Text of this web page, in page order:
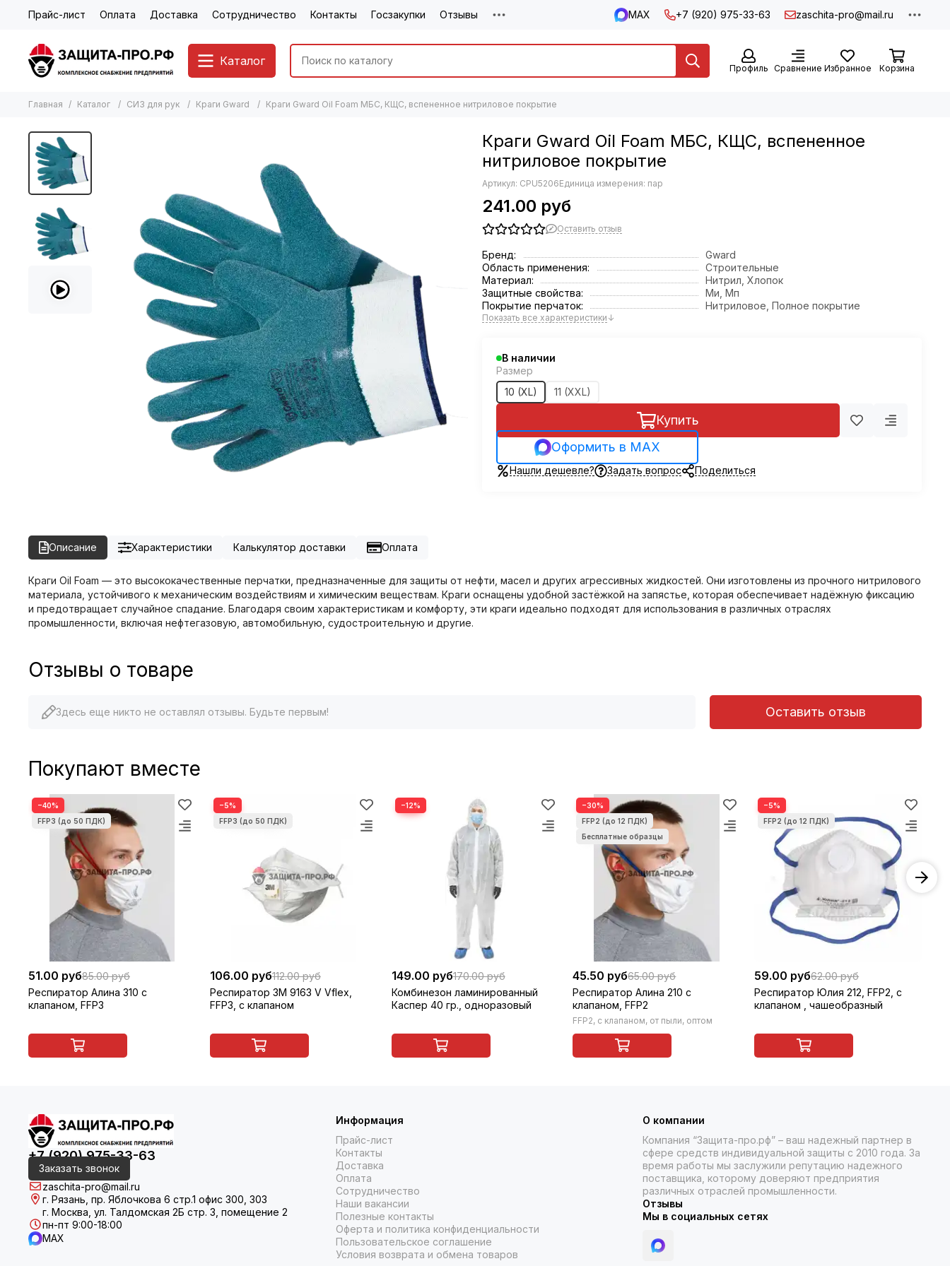
Прайс-лист Оплата Доставка Сотрудничество Контакты Госзакупки Отзывы MAX +7 (920) 975-33-63 zaschita-pro@mail.ru
Каталог
Профиль Сравнение Избранное Корзина
Главная Каталог СИЗ для рук Краги Gward Краги Gward Oil Foam МБС, КЩС, вспененное нитриловое покрытие
Краги Gward Oil Foam МБС, КЩС, вспененное
нитриловое покрытие
Артикул: CPU5206Единица измерения: пар
241.00 руб
Оставить отзыв
Бренд:
Gward
Область применения:
Строительные
Материал:
Нитрил, Хлопок
Защитные свойства:
Ми, Мп
Покрытие перчаток:
Нитриловое, Полное покрытие
Показать все характеристики ↓
В наличии
Размер
10 (XL)
11 (XXL)
Купить
Оформить в MAX
Нашли дешевле? Задать вопрос Поделиться
Описание Характеристики Калькулятор доставки Оплата
Краги Oil Foam — это высококачественные перчатки, предназначенные для защиты от нефти, масел и других агрессивных жидкостей. Они изготовлены из прочного нитрилового
материала, устойчивого к механическим воздействиям и химическим веществам. Краги оснащены удобной застёжкой на запястье, которая обеспечивает надёжную фиксацию
и предотвращает случайное спадание. Благодаря своим характеристикам и комфорту, эти краги идеально подходят для использования в различных отраслях
промышленности, включая нефтегазовую, автомобильную, судостроительную и другие.
Отзывы о товаре
Здесь еще никто не оставлял отзывы. Будьте первым! Оставить отзыв
Покупают вместе
−40%
51.00 руб85.00 руб
Респиратор Алина 310 с
клапаном, FFP3
−5%
106.00 руб112.00 руб
Респиратор 3M 9163 V Vflex,
FFP3, с клапаном
−12%
149.00 руб170.00 руб
Комбинезон ламинированный
Каспер 40 гр., одноразовый
−30%
45.50 руб65.00 руб
Респиратор Алина 210 с
клапаном, FFP2
FFP2, с клапаном, от пыли, оптом
−5%
59.00 руб62.00 руб
Респиратор Юлия 212, FFP2, с
клапаном , чашеобразный
+7 (920) 975-33-63
Заказать звонок
zaschita-pro@mail.ru
г. Рязань, пр. Яблочкова 6 стр.1 офис 300, 303
г. Москва, ул. Талдомская 2Б стр. 3, помещение 2
пн-пт 9:00-18:00
MAX
Информация
Прайс-лист
Контакты
Доставка
Оплата
Сотрудничество
Наши вакансии
Полезные контакты
Оферта и политика конфиденциальности
Пользовательское соглашение
Условия возврата и обмена товаров
О компании
Компания “Защита-про.рф” – ваш надежный партнер в
сфере средств индивидуальной защиты с 2010 года. За
время работы мы заслужили репутацию надежного
поставщика, которому доверяют предприятия
различных отраслей промышленности.
Отзывы
Мы в социальных сетях